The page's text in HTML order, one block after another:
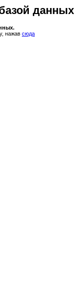
данных
нажав сюда